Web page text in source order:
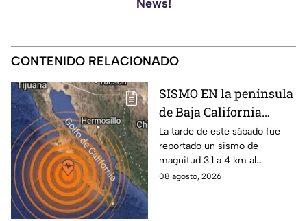
News!
CONTENIDO RELACIONADO
SISMO EN la península
de Baja California
sacude San José del
Cabo
La tarde de este sábado fue
reportado un sismo de
magnitud 3.1 a 4 km al
noroeste de San José del
08 agosto, 2026